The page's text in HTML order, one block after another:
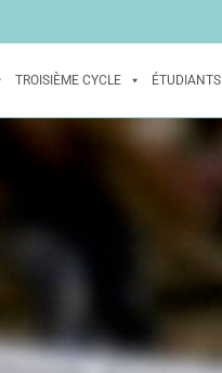
TROISIÈME CYCLE ÉTUDIANTS